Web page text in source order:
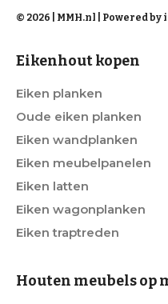
© 2026 | MMH.nl | Powered by
Eikenhout kopen
Eiken planken
Oude eiken planken
Eiken wandplanken
Eiken meubelpanelen
Eiken latten
Eiken wagonplanken
Eiken traptreden
Houten meubels op